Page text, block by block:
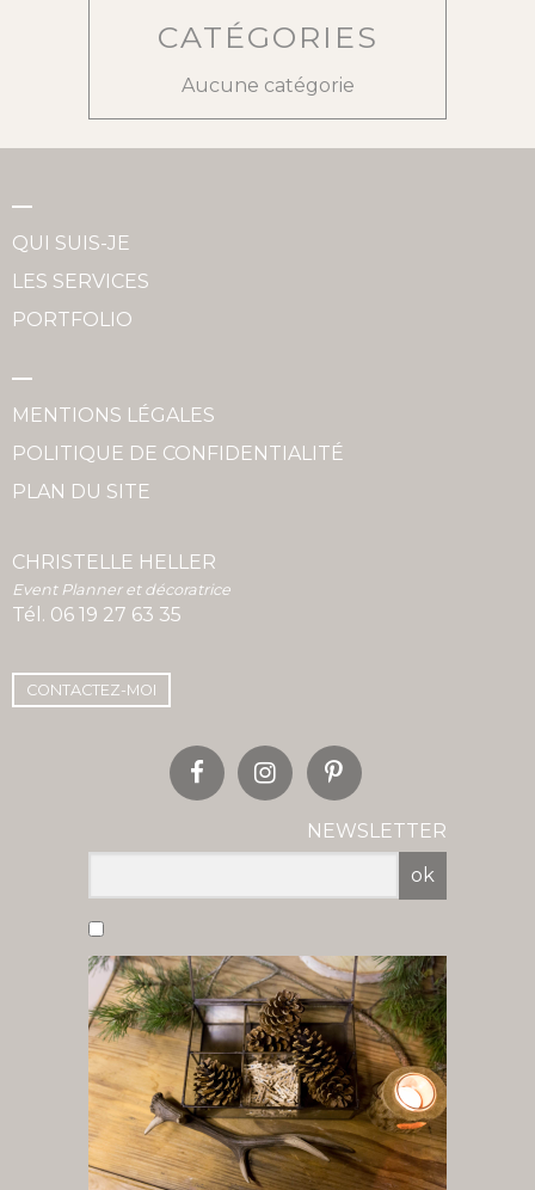
CATÉGORIES
Aucune catégorie
QUI SUIS-JE
LES SERVICES
PORTFOLIO
MENTIONS LÉGALES
POLITIQUE DE CONFIDENTIALITÉ
PLAN DU SITE
CHRISTELLE HELLER
Event Planner et décoratrice
Tél. 06 19 27 63 35
CONTACTEZ-MOI
NEWSLETTER
ok